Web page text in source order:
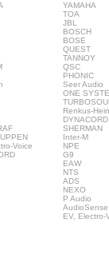
Voice
YAMAHA
TOA
JBL
BOSCH
BOSE
QUEST
TANNOY
QSC
PHONIC
Seer Audio
ONE
Renkus-
DYNACORD
SHERMAN
Inter-M
NPE
G9
EAW
NTS
ADS
NEXO
P Audio
AudioSense
EV, Electro-